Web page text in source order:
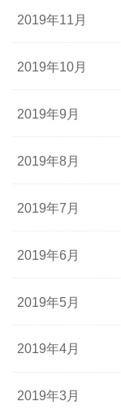
2019年11月
2019年10月
2019年9月
2019年8月
2019年7月
2019年6月
2019年5月
2019年4月
2019年3月